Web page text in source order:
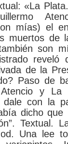
«La
mías) el
muertos de
son
reveló
de la
Paso de
y La
con la
dicho que
Textual.
Una lee